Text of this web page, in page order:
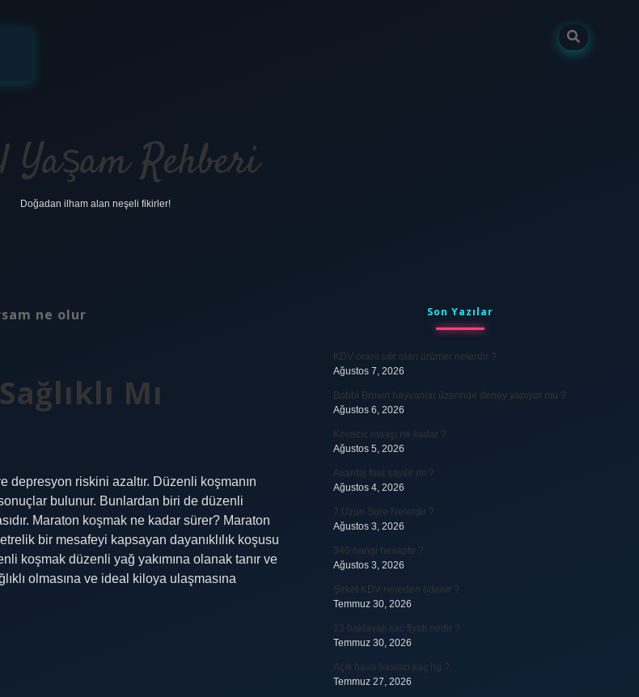
Yaşam Rehberi
Doğadan ilham alan neşeli fikirler!
ne olur
Mı
depresyon riskini azaltır. Düzenli koşmanın
bulunur. Bunlardan biri de düzenli
Maraton koşmak ne kadar sürer? Maraton
bir mesafeyi kapsayan dayanıklılık koşusu
koşmak düzenli yağ yakımına olanak tanır ve
olmasına ve ideal kiloya ulaşmasına
SidebarSon Yazılar
KDV oranı sıfır olan ürünler nelerdir ?
Ağustos 7, 2026
Bobbi Brown hayvanlar üzerinde deney yapıyor mu ?
Ağustos 6, 2026
Kovacic maaşı ne kadar ?
Ağustos 5, 2026
Avantaj faul sayılır mı ?
Ağustos 4, 2026
7 Uzun Sure Nelerdir ?
Ağustos 3, 2026
340 hangi hesaptır ?
Ağustos 3, 2026
Şirket KDV nereden ödenir ?
Temmuz 30, 2026
23 baklavalı sac fiyatı nedir ?
Temmuz 30, 2026
Açık hava basıncı kaç hg ?
Temmuz 27, 2026